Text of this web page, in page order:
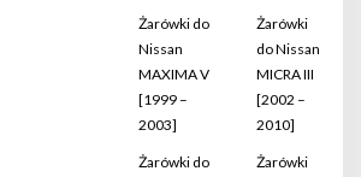
Żarówki do
Nissan
MAXIMA V
[1999 –
2003]
Żarówki do
Żarówki
do Nissan
MICRA III
[2002 –
2010]
Żarówki